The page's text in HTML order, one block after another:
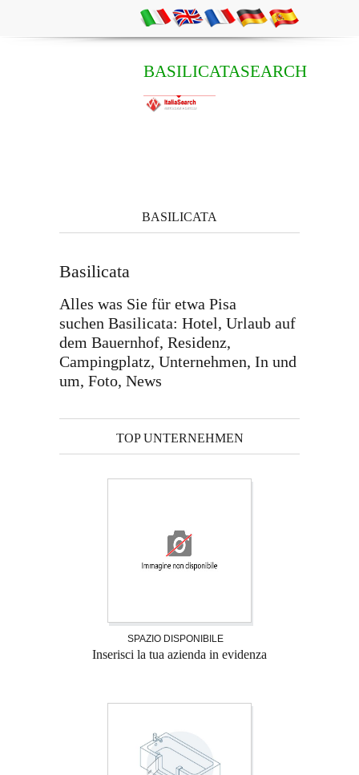
BASILICATASEARCH
BASILICATA
Basilicata
Alles was Sie für etwa Pisa
suchen Basilicata: Hotel, Urlaub auf
dem Bauernhof, Residenz,
Campingplatz, Unternehmen, In und
um, Foto, News
TOP UNTERNEHMEN
SPAZIO DISPONIBILE
Inserisci la tua azienda in evidenza